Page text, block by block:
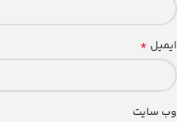
ایمیل *
وب‌ سایت